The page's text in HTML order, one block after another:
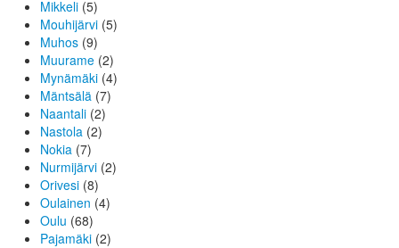
Mikkeli (5)
Mouhijärvi (5)
Muhos (9)
Muurame (2)
Mynämäki (4)
Mäntsälä (7)
Naantali (2)
Nastola (2)
Nokia (7)
Nurmijärvi (2)
Orivesi (8)
Oulainen (4)
Oulu (68)
Pajamäki (2)